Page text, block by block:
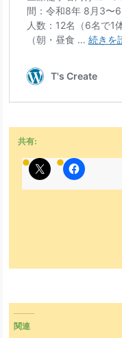
共有:
関連